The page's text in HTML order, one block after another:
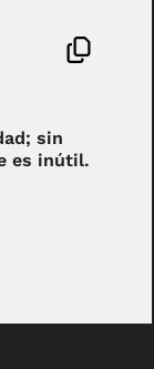
sin
es inútil.